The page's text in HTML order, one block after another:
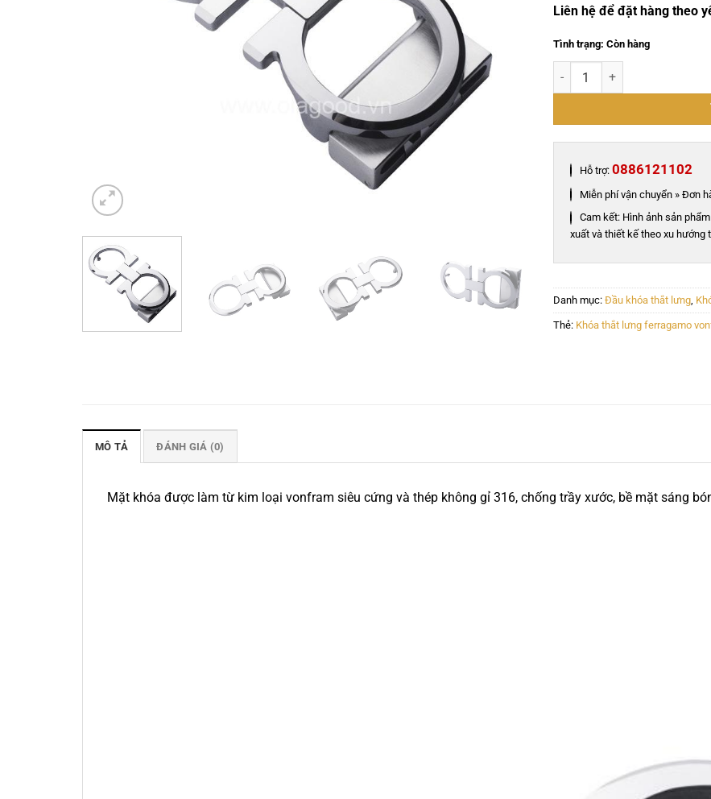
Liên hệ để đặt hàng theo
Tình trạng: Còn hàng
Khóa thắt lưng ferragamo
Hỗ trợ: 0886121102
Miễn phí vận chuyển » Đơn
Cam kết: Hình ảnh sản
xuất và thiết kế theo xu hướng
Danh mục: Đầu khóa thắt lưng,
Thẻ: Khóa thắt lưng ferragamo
MÔ TẢ ĐÁNH GIÁ (0)
Mặt khóa được làm từ kim loại vonfram siêu cứng và thép không gỉ 316, chống trầy xước, bề mặt sáng